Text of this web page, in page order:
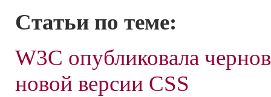
Статьи по теме:
W3C опубликовала
новой версии CSS